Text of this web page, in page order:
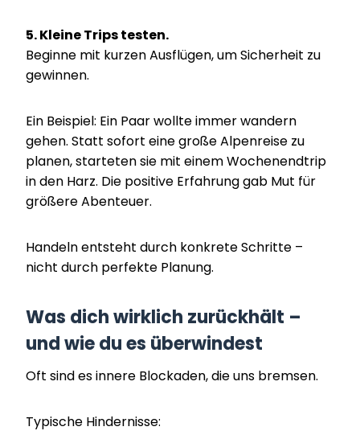
5. Kleine Trips testen.
Beginne mit kurzen Ausflügen, um Sicherheit zu
gewinnen.
Ein Beispiel: Ein Paar wollte immer wandern
gehen. Statt sofort eine große Alpenreise zu
planen, starteten sie mit einem Wochenendtrip
in den Harz. Die positive Erfahrung gab Mut für
größere Abenteuer.
Handeln entsteht durch konkrete Schritte –
nicht durch perfekte Planung.
Was dich wirklich zurückhält –
und wie du es überwindest
Oft sind es innere Blockaden, die uns bremsen.
Typische Hindernisse: